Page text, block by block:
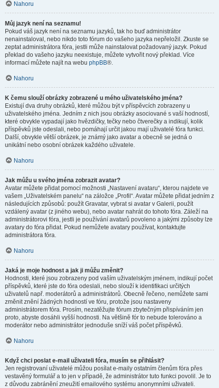
Nahoru
Můj jazyk není na seznamu!
Pokud váš jazyk není na seznamu jazyků, tak ho buď administrátor
nenainstaloval, nebo nikdo toto fórum do vašeho jazyka nepřeložil. Zkuste se
zeptat administrátora fóra, jestli může nainstalovat požadovaný jazyk. Pokud
překlad do vašeho jazyku neexistuje, můžete vytvořit nový překlad. Více
informací můžete najít na webu phpBB®.
Nahoru
K čemu slouží obrázky zobrazené u mého uživatelského jména?
Existují dva druhy obrázků, které můžou být v příspěvcích zobrazeny u
uživatelského jména. Jedním z nich jsou obrázky asociované s vaší hodností,
které obvykle vypadají jako hvězdičky, tečky nebo čtverečky a indikují, kolik
příspěvků jste odeslali, nebo pomáhají určit jakou mají uživatelé fóra funkci.
Další, obvykle větší obrázek, je známý jako avatar a obecně se jedná o
unikátní nebo osobní obrázek každého uživatele.
Nahoru
Jak můžu u svého jména zobrazit avatar?
Avatar můžete přidat pomocí možnosti „Nastavení avataru“, kterou najdete ve
vašem „Uživatelském panelu“ na záložce „Profil“. Avatar můžete přidat jedním z
následujících způsobů: použít Gravatar, vybrat si avatar v Galerii, použít
vzdálený avatar (z jiného webu), nebo avatar nahrát do tohoto fóra. Záleží na
administrátorovi fóra, jestli je používání avatarů povoleno a jakými způsoby lze
avatary do fóra přidat. Pokud nemůžete avatary používat, kontaktujte
administrátora fóra.
Nahoru
Jaká je moje hodnost a jak ji můžu změnit?
Hodnosti, které jsou zobrazeny pod vaším uživatelským jménem, indikují počet
příspěvků, které jste do fóra odeslali, nebo slouží k identifikaci určitých
uživatelů např. moderátorů a administrátorů. Obecně řečeno, nemůžete sami
změnit znění žádných hodností ve fóru, protože jsou nastaveny
administrátorem fóra. Prosím, nezatěžujte fórum zbytečným přispíváním jen
proto, abyste dosáhli vyšší hodnosti. Na většině fór to nebude tolerováno a
moderátor nebo administrátor jednoduše sníží váš počet příspěvků.
Nahoru
Když chci poslat e-mail uživateli fóra, musím se přihlásit?
Jen registrovaní uživatelé můžou posílat e-maily ostatním členům fóra přes
vestavěný formulář a to jen v případě, že administrátor tuto funkci povolil. Je to
z důvodu zabránění zneužití emailového systému anonymními uživateli.